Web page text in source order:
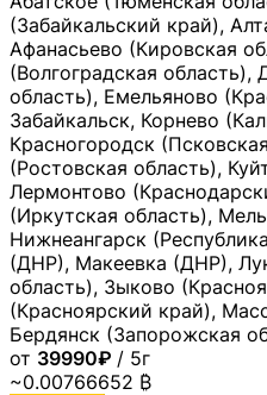
(Забайкальский край),
Афанасьево (Кировская
(Волгоградская область),
область), Емельяново
Забайкальск, Корнево
Красногородск
(Ростовская область),
Лермонтово
(Иркутская область),
Нижнеангарск
(ДНР), Макеевка (ДНР),
область), Зыково
(Красноярский край),
Бердянск (Запорожская
от 39990₽ / 5г
~0.00766652 ₿